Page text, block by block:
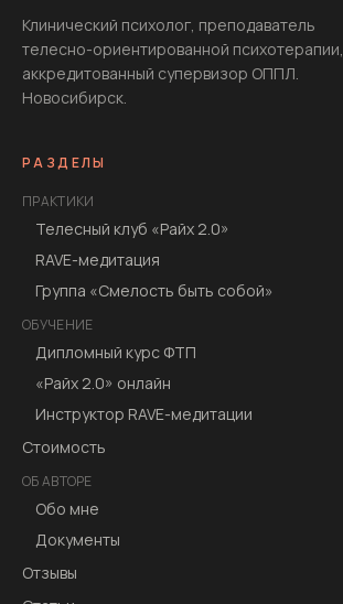
Клинический психолог, преподаватель
телесно-ориентированной психотерапии,
аккредитованный супервизор ОППЛ.
Новосибирск.
РАЗДЕЛЫ
ПРАКТИКИ
Телесный клуб «Райх 2.0»
RAVE-медитация
Группа «Смелость быть собой»
ОБУЧЕНИЕ
Дипломный курс ФТП
«Райх 2.0» онлайн
Инструктор RAVE-медитации
Стоимость
ОБ АВТОРЕ
Обо мне
Документы
Отзывы